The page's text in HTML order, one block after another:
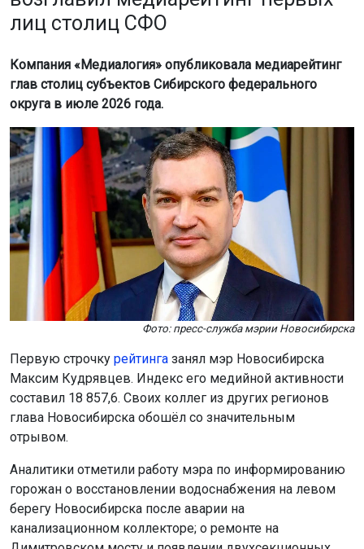
Фото: пресс-служба мэрии Новосибирска
Первую строчкурейтингазанял мэр Новосибирска
Максим Кудрявцев. Индекс его медийной активности
составил 18 857,6. Своих коллег из других регионов
глава Новосибирска обошёл со значительным
отрывом.
Аналитики отметили работу мэра по информированию
горожан о восстановлении водоснабжения на левом
берегу Новосибирска после аварии на
канализационном коллекторе; о ремонте на
Димитровском мосту и появлении двухсекционных
трамваев на городских маршрутах. Кроме того, Максим
Кудрявцев принял участие в выездном совещании
губернатора Новосибирской области, посвящённом
перспективам развития территории «Усть-Тула».
В пятёрку лидеров медиарейтинга в июле так же
вошли главы Омска, Красноярска, Иркутска и Томска.
Их индексы активности значительно ниже.
Ранее Мэр Новосибирска
соглашение о
сотрудничестве с Омском.